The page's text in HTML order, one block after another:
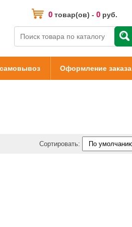
0 товар(ов) - 0 руб.
Оформление заказа
Сортировать: